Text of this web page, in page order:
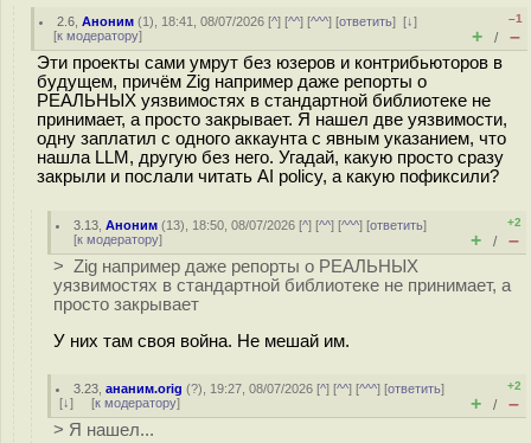
2.6 ,Аноним (1), 18:41, 08/07/2026 [^] [^^] [^^^] [ответить][↓]
[к модератору]
–1
+ / –
Эти проекты сами умрут без юзеров и контрибьюторов в
будущем, причём Zig например даже репорты о
РЕАЛЬНЫХ уязвимостях в стандартной библиотеке не
принимает, а просто закрывает. Я нашел две уязвимости,
одну заплатил с одного аккаунта с явным указанием, что
нашла LLM, другую без него. Угадай, какую просто сразу
закрыли и послали читать AI policy, а какую пофиксили?
3.13 ,Аноним (13), 18:50, 08/07/2026 [^] [^^] [^^^] [ответить]
[к модератору]
+2
+ / –
> Zig например даже репорты о РЕАЛЬНЫХ
уязвимостях в стандартной библиотеке не принимает, а
просто закрывает
У них там своя война. Не мешай им.
3.23 ,ананим.orig (?), 19:27, 08/07/2026 [^] [^^] [^^^] [ответить]
[↓] [к модератору]
+2
+ / –
> Я нашел...